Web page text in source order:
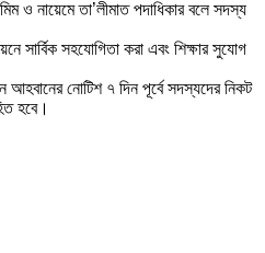
ও নায়েমে তা’লীমাত পদাধিকার বলে সদস্য
সার্বিক সহযোগিতা করা এবং শিক্ষার সুযোগ
নোটিশ ৭ দিন পূর্বে সদস্যদের নিকট
হবে।